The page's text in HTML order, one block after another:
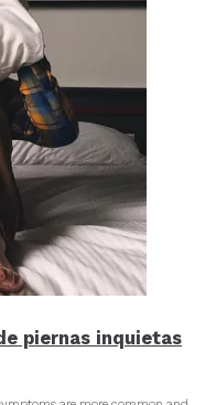
piernas inquietas